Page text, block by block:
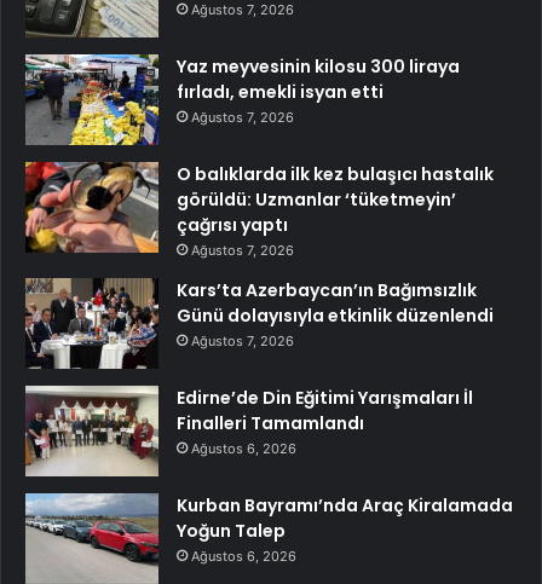
Ağustos 7, 2026
Yaz meyvesinin kilosu 300 liraya
fırladı, emekli isyan etti
Ağustos 7, 2026
O balıklarda ilk kez bulaşıcı hastalık
görüldü: Uzmanlar ‘tüketmeyin’
çağrısı yaptı
Ağustos 7, 2026
Kars’ta Azerbaycan’ın Bağımsızlık
Günü dolayısıyla etkinlik düzenlendi
Ağustos 7, 2026
Edirne’de Din Eğitimi Yarışmaları İl
Finalleri Tamamlandı
Ağustos 6, 2026
Kurban Bayramı’nda Araç Kiralamada
Yoğun Talep
Ağustos 6, 2026